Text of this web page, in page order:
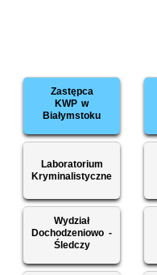
Zastępca
KWP w
Białymstoku
Laboratorium
Kryminalistyczne
Wydział
Dochodzeniowo -
Śledczy